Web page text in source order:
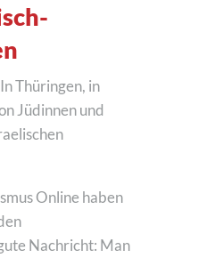
Thüringen, in
Jüdinnen und
Online haben
Nachricht: Man